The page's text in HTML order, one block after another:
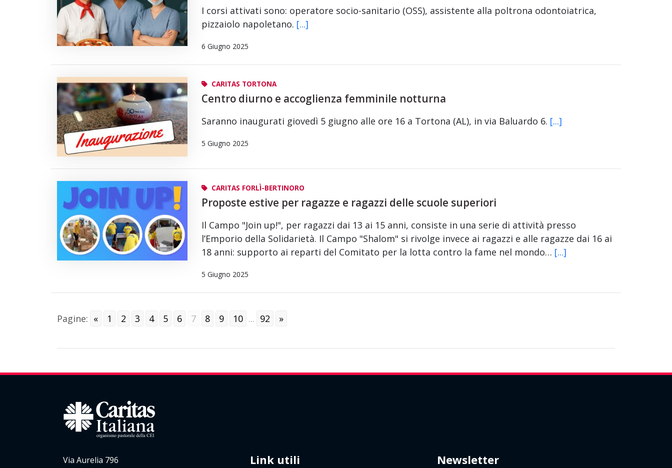
I corsi attivati sono: operatore socio-sanitario (OSS), assistente alla poltrona odontoiatrica,
pizzaiolo napoletano. [...]
6 Giugno 2025
CARITAS TORTONA
Centro diurno e accoglienza femminile notturna
Saranno inaugurati giovedì 5 giugno alle ore 16 a Tortona (AL), in via Baluardo 6. [...]
5 Giugno 2025
CARITAS FORLÌ-BERTINORO
Proposte estive per ragazze e ragazzi delle scuole superiori
Il Campo "Join up!", per ragazzi dai 13 ai 15 anni, consiste in una serie di attività presso
l’Emporio della Solidarietà. Il Campo "Shalom" si rivolge invece ai ragazzi e alle ragazze dai 16 ai
18 anni: supporto ai reparti del Comitato per la lotta contro la fame nel mondo… [...]
5 Giugno 2025
Pagine: « 1 2 3 4 5 6 7 8 9 10 ... 92 »
Via Aurelia 796
Link utili Newsletter